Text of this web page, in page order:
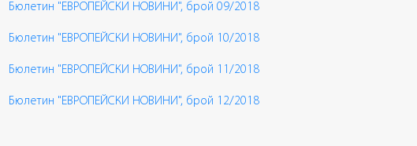
Бюлетин "ЕВРОПЕЙСКИ НОВИНИ", брой 09/2018
Бюлетин "ЕВРОПЕЙСКИ НОВИНИ", брой 10/2018
Бюлетин "ЕВРОПЕЙСКИ НОВИНИ", брой 11/2018
Бюлетин "ЕВРОПЕЙСКИ НОВИНИ", брой 12/2018